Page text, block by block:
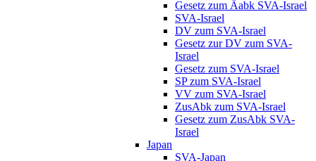
Gesetz zum Äabk SVA-Israel
SVA-Israel
DV zum SVA-Israel
Gesetz zur DV zum SVA-
Israel
Gesetz zum SVA-Israel
SP zum SVA-Israel
VV zum SVA-Israel
ZusAbk zum SVA-Israel
Gesetz zum ZusAbk SVA-
Israel
Japan
SVA-Japan